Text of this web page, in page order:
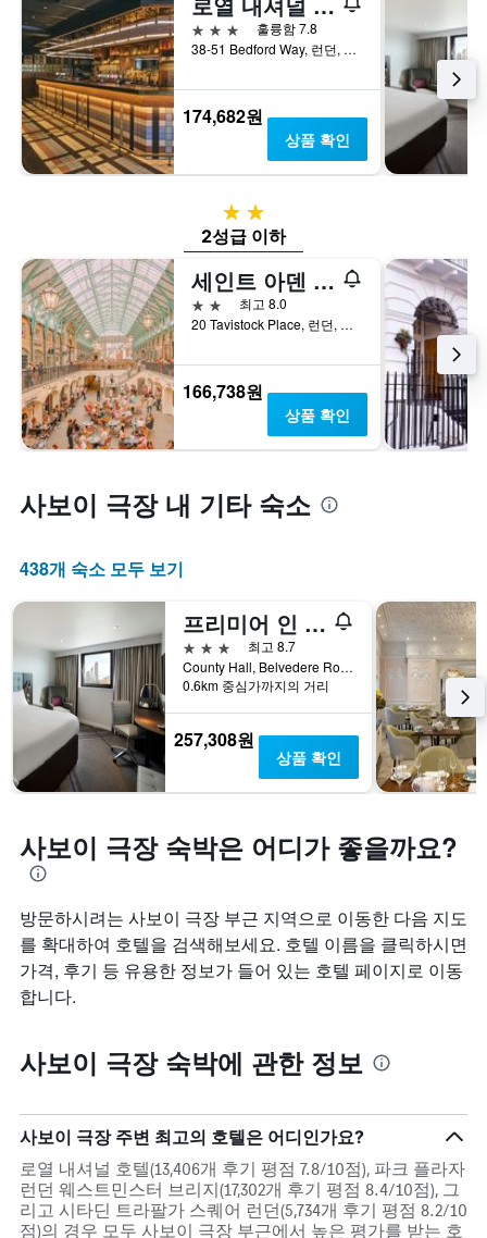
3성급
훌륭함 7.8
38-51 Bedford Way, 런던, 영국
174,682원
상품 확인
2성급
2성급 이하
세인트 아덴 호텔
2성급
최고 8.0
20 Tavistock Place, 런던, 영국
166,738원
상품 확인
사보이 극장 내 기타 숙소
438개 숙소 모두 보기
프리미어 인 런던 카운티 홀
3성급
최고 8.7
County Hall, Belvedere Road, London SE1 7PB, 런던, 영국
0.6km 중심가까지의 거리
257,308원
상품 확인
사보이 극장 숙박은 어디가 좋을까요?
방문하시려는 사보이 극장 부근 지역으로 이동한 다음 지도
를 확대하여 호텔을 검색해보세요. 호텔 이름을 클릭하시면
가격, 후기 등 유용한 정보가 들어 있는 호텔 페이지로 이동
합니다.
사보이 극장 숙박에 관한 정보
사보이 극장 주변 최고의 호텔은 어디인가요?
로열 내셔널 호텔(13,406개 후기 평점 7.8/10점), 파크 플라자
런던 웨스트민스터 브리지(17,302개 후기 평점 8.4/10점), 그
리고 시타딘 트라팔가 스퀘어 런던(5,734개 후기 평점 8.2/10
점)의 경우 모두 사보이 극장 부근에서 높은 평가를 받는 호